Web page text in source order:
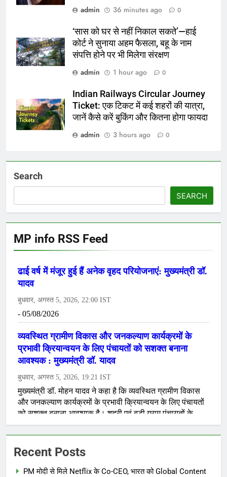
admin
36 minutes ago 0
‘सास को घर से नहीं निकाल सकते’—हाई
कोर्ट ने सुनाया अहम फैसला, बहू के नाम
संपत्ति होने पर भी मिलेगा संरक्षण
admin
1 hour ago 0
Indian Railways Circular Journey
Ticket: एक टिकट में कई शहरों की यात्रा,
जानें कैसे करें बुकिंग और कितना होगा फायदा
admin
3 hours ago 0
Search
SEARCH
MP info RSS Feed
Recent Posts
PM मोदी से मिले Netflix के Co-CEO, भारत को Global Content